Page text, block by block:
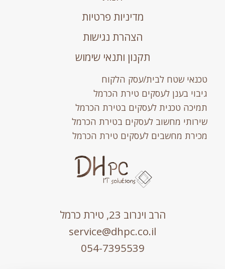
מדיניות פרטיות
הצהרת נגישות
תקנון ותנאי שימוש
טכנאי שטח לבית/עסק הלקוח
גיבוי בענן לעסקים טירת הכרמל
תמיכה טכנית לעסקים בטירת הכרמל
שירותי מחשוב לעסקים בטירת הכרמל
מכירת מחשבים לעסקים טירת הכרמל
הרב וינרוב 23, טירת כרמל
service@dhpc.co.il
054-7395539